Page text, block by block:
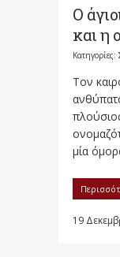
Ο
και η
Κατηγορίες:
Τον
μία
19